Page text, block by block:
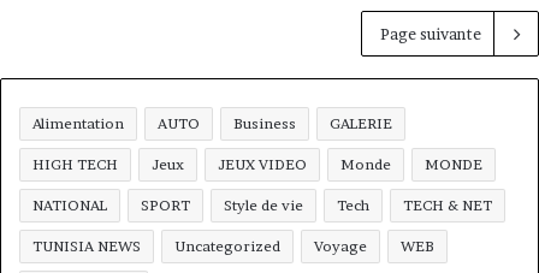
Page suivante
Alimentation AUTO Business GALERIE
HIGH TECH Jeux JEUX VIDEO Monde MONDE
NATIONAL SPORT Style de vie Tech TECH & NET
TUNISIA NEWS Uncategorized Voyage WEB